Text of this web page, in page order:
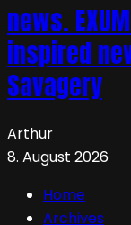
news.
inspired
Savagery
Arthur
8. August 2026
Home
Archives